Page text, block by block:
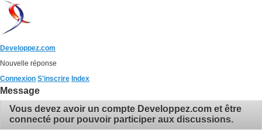
Developpez.com
Nouvelle réponse
Connexion S'inscrire Index
Message
Vous devez avoir un compte Developpez.com et être
connecté pour pouvoir participer aux discussions.